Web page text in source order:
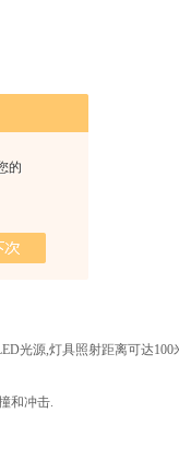
的
明.
光源,灯具照射距离可达100
和冲击.